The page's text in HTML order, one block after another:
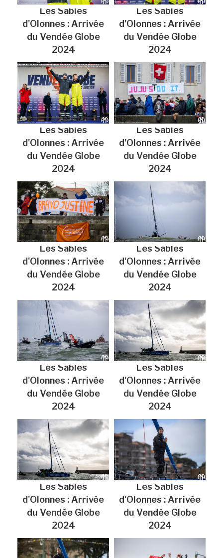
Les Sables
d'Olonnes : Arrivée
du Vendée Globe
2024
Les Sables
d'Olonnes : Arrivée
du Vendée Globe
2024
Les Sables
d'Olonnes : Arrivée
du Vendée Globe
2024
Les Sables
d'Olonnes : Arrivée
du Vendée Globe
2024
Les Sables
d'Olonnes : Arrivée
du Vendée Globe
2024
Les Sables
d'Olonnes : Arrivée
du Vendée Globe
2024
Les Sables
d'Olonnes : Arrivée
du Vendée Globe
2024
Les Sables
d'Olonnes : Arrivée
du Vendée Globe
2024
Les Sables
d'Olonnes : Arrivée
du Vendée Globe
2024
Les Sables
d'Olonnes : Arrivée
du Vendée Globe
2024